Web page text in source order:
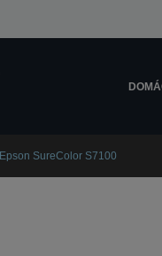
Epson SureColor S7100